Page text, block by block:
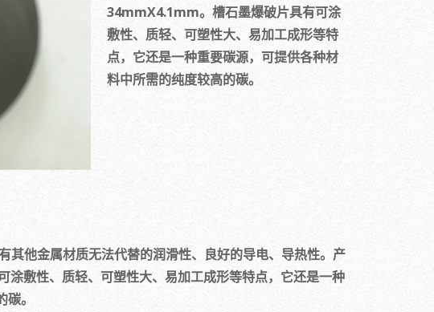
34mmX4.1mm。槽石墨爆破片具有可涂
敷性、质轻、可塑性大、易加工成形等特
点，它还是一种重要碳源，可提供各种材
料中所需的纯度较高的碳。
其他金属材质无法代替的润滑性、良好的导电、导热性。产
敷性、质轻、可塑性大、易加工成形等特点，它还是一种
。